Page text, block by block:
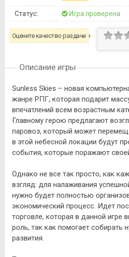
Статус: Игра проверена
Оцените качество раздачи
Описание игры
Sunless Skies – новая
жанре РПГ, которая подарит
впечатлений всем возрастным
Главному герою предлагают
паровоз, который может
в этой небесной локации будут
события, которые поражают
Однако не все так просто, как
взгляд: для налаживания
нужно будет полностью
экономический процесс. Идет
торговле, которая в данной
роль, так как помогает собирать
развития.